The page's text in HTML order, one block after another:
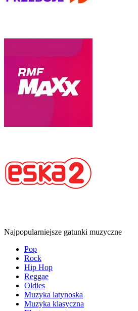
Najpopularniejsze gatunki muzyczne
Pop
Rock
Hip Hop
Reggae
Oldies
Muzyka latynoska
Muzyka klasyczna